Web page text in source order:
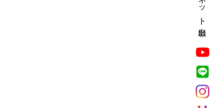
ネット出願